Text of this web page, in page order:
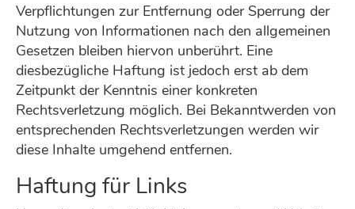
Verpflichtungen zur Entfernung oder Sperrung der
Nutzung von Informationen nach den allgemeinen
Gesetzen bleiben hiervon unberührt. Eine
diesbezügliche Haftung ist jedoch erst ab dem
Zeitpunkt der Kenntnis einer konkreten
Rechtsverletzung möglich. Bei Bekanntwerden von
entsprechenden Rechtsverletzungen werden wir
diese Inhalte umgehend entfernen.
Haftung für Links